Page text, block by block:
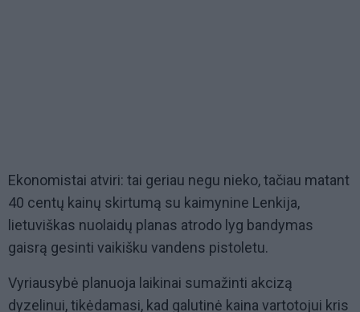
Ekonomistai atviri: tai geriau negu nieko, tačiau matant
40 centų kainų skirtumą su kaimynine Lenkija,
lietuviškas nuolaidų planas atrodo lyg bandymas
gaisrą gesinti vaikišku vandens pistoletu.
Vyriausybė planuoja laikinai sumažinti akcizą
dyzelinui, tikėdamasi, kad galutinė kaina vartotojui kris